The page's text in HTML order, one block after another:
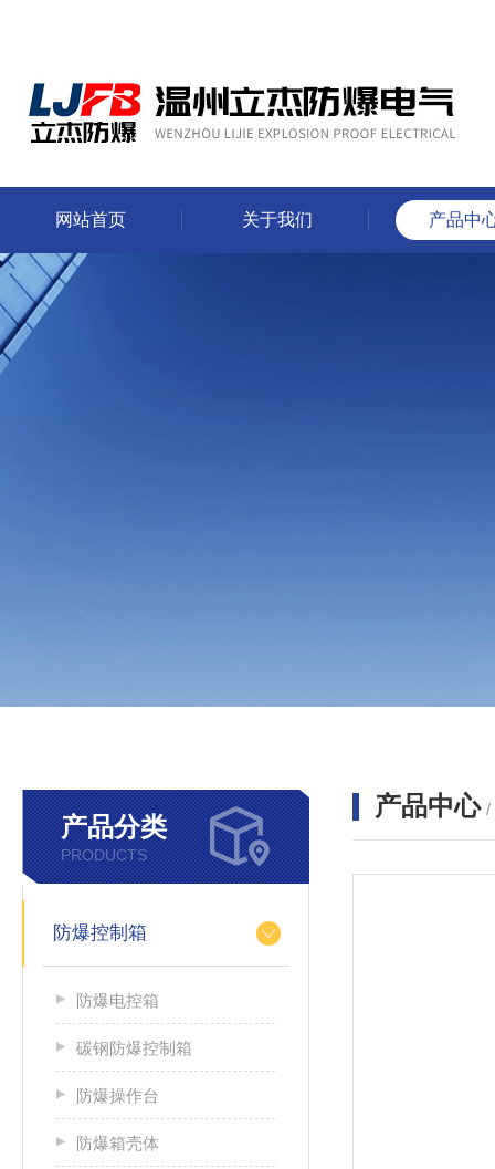
网站首页 关于我们 产品中
产品分类
PRODUCTS
防爆控制箱
防爆电控箱
碳钢防爆控制箱
防爆操作台
防爆箱壳体
产品中心 /